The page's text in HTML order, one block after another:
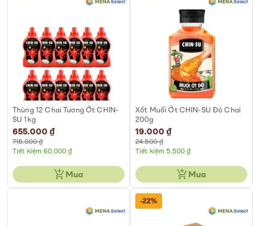
Thùng 12 Chai Tương Ớt CHIN-
SU 1kg
Special
Price
655.000 ₫
715.000 ₫
Tiết kiệm 60.000 ₫
Mua
Xốt Muối Ớt CHIN-SU Đỏ Chai
200g
Special
Price
19.000 ₫
24.500 ₫
Tiết kiệm 5.500 ₫
Mua
-22%